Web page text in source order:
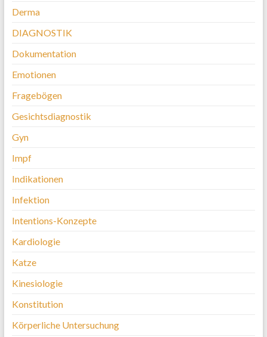
Derma
DIAGNOSTIK
Dokumentation
Emotionen
Fragebögen
Gesichtsdiagnostik
Gyn
Impf
Indikationen
Infektion
Intentions-Konzepte
Kardiologie
Katze
Kinesiologie
Konstitution
Körperliche Untersuchung